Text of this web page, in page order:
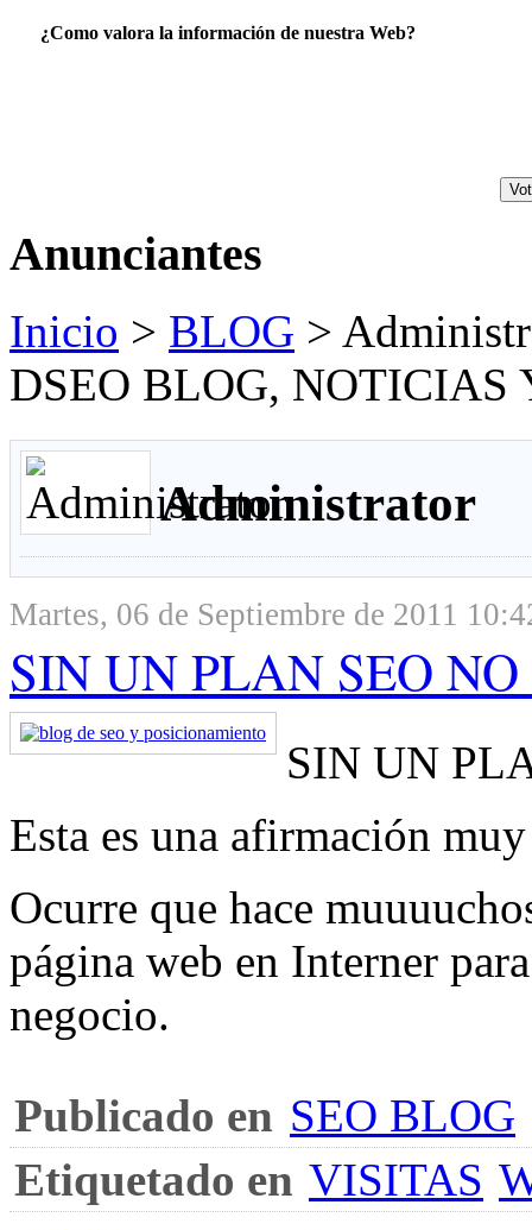
¿Como valora la información de nuestra Web?
Anunciantes
Inicio > BLOG >
DSEO BLOG, NOTICIAS
Administrator
Martes, 06 de Septiembre de 2011
SIN UN PLAN SEO
SIN UN
Esta es una afirmación
Ocurre que hace
página web en Interner
negocio.
Publicado en SEO BLOG
Etiquetado en VISITAS